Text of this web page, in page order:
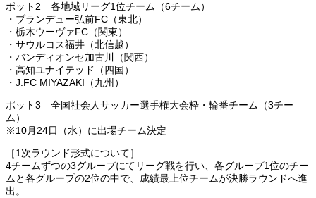
ポット2 各地域リーグ1位チーム（6チーム）
・ブランデュー弘前FC（東北）
・栃木ウーヴァFC（関東）
・サウルコス福井（北信越）
・バンディオンセ加古川（関西）
・高知ユナイテッド（四国）
・J.FC MIYAZAKI（九州）
ポット3 全国社会人サッカー選手権大会枠・輪番チーム（3チー
ム）
※10月24日（水）に出場チーム決定
［1次ラウンド形式について］
4チームずつの3グループにてリーグ戦を行い、各グループ1位のチー
ムと各グループの2位の中で、成績最上位チームが決勝ラウンドへ進
出。